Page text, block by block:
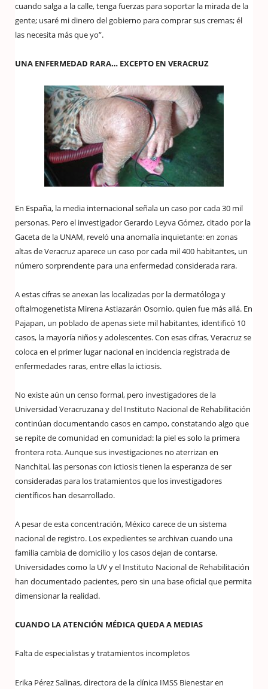
cuando salga a la calle, tenga fuerzas para soportar la mirada de la
gente; usaré mi dinero del gobierno para comprar sus cremas; él
las necesita más que yo”.
UNA ENFERMEDAD RARA… EXCEPTO EN VERACRUZ
En España, la media internacional señala un caso por cada 30 mil
personas. Pero el investigador Gerardo Leyva Gómez, citado por la
Gaceta de la UNAM, reveló una anomalía inquietante: en zonas
altas de Veracruz aparece un caso por cada mil 400 habitantes, un
número sorprendente para una enfermedad considerada rara.
A estas cifras se anexan las localizadas por la dermatóloga y
oftalmogenetista Mirena Astiazarán Osornio, quien fue más allá. En
Pajapan, un poblado de apenas siete mil habitantes, identificó 10
casos, la mayoría niños y adolescentes. Con esas cifras, Veracruz se
coloca en el primer lugar nacional en incidencia registrada de
enfermedades raras, entre ellas la ictiosis.
No existe aún un censo formal, pero investigadores de la
Universidad Veracruzana y del Instituto Nacional de Rehabilitación
continúan documentando casos en campo, constatando algo que
se repite de comunidad en comunidad: la piel es solo la primera
frontera rota. Aunque sus investigaciones no aterrizan en
Nanchital, las personas con ictiosis tienen la esperanza de ser
consideradas para los tratamientos que los investigadores
científicos han desarrollado.
A pesar de esta concentración, México carece de un sistema
nacional de registro. Los expedientes se archivan cuando una
familia cambia de domicilio y los casos dejan de contarse.
Universidades como la UV y el Instituto Nacional de Rehabilitación
han documentado pacientes, pero sin una base oficial que permita
dimensionar la realidad.
CUANDO LA ATENCIÓN MÉDICA QUEDA A MEDIAS
Falta de especialistas y tratamientos incompletos
Erika Pérez Salinas, directora de la clínica IMSS Bienestar en